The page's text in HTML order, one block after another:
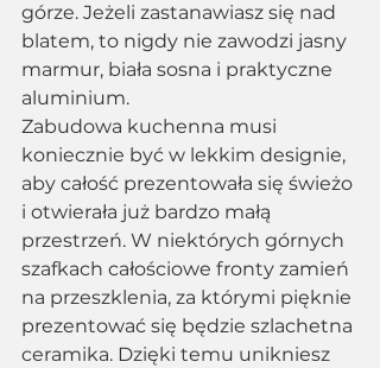
górze. Jeżeli zastanawiasz się nad
blatem, to nigdy nie zawodzi jasny
marmur, biała sosna i praktyczne
aluminium.
Zabudowa kuchenna musi
koniecznie być w lekkim designie,
aby całość prezentowała się świeżo
i otwierała już bardzo małą
przestrzeń. W niektórych górnych
szafkach całościowe fronty zamień
na przeszklenia, za którymi pięknie
prezentować się będzie szlachetna
ceramika. Dzięki temu unikniesz